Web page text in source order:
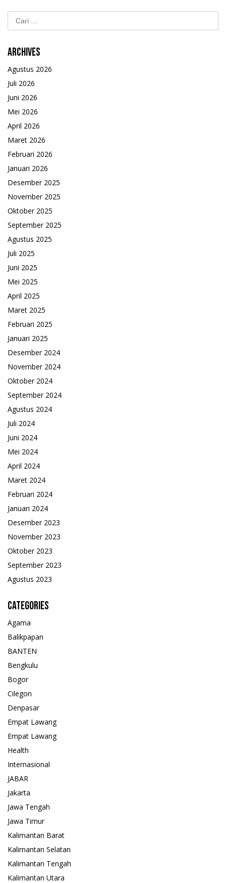
Cari
untuk:
Archives
Agustus 2026
Juli 2026
Juni 2026
Mei 2026
April 2026
Maret 2026
Februari 2026
Januari 2026
Desember 2025
November 2025
Oktober 2025
September 2025
Agustus 2025
Juli 2025
Juni 2025
Mei 2025
April 2025
Maret 2025
Februari 2025
Januari 2025
Desember 2024
November 2024
Oktober 2024
September 2024
Agustus 2024
Juli 2024
Juni 2024
Mei 2024
April 2024
Maret 2024
Februari 2024
Januari 2024
Desember 2023
November 2023
Oktober 2023
September 2023
Agustus 2023
Categories
Agama
Balikpapan
BANTEN
Bengkulu
Bogor
Cilegon
Denpasar
Empat Lawang
Empat Lawang
Health
Internasional
JABAR
Jakarta
Jawa Tengah
Jawa Timur
Kalimantan Barat
Kalimantan Selatan
Kalimantan Tengah
Kalimantan Utara